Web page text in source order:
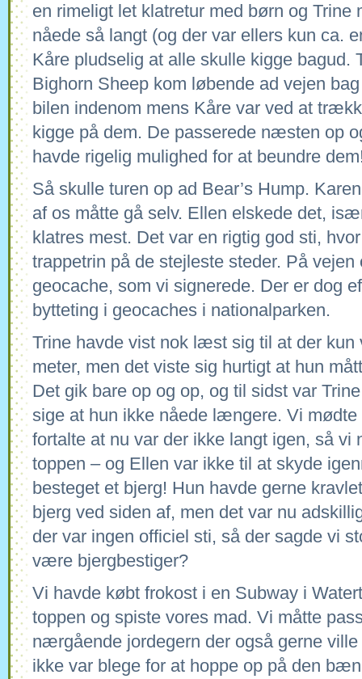
en rimeligt let klatretur med børn og Trine
nåede så langt (og der var ellers kun ca.
Kåre pludselig at alle skulle kigge bagud.
Bighorn Sheep kom løbende ad vejen
bilen indenom mens Kåre var ved at
kigge på dem. De passerede næsten op
havde rigelig mulighed for at beundre
Så skulle turen op ad Bear’s Hump.
af os måtte gå selv. Ellen elskede det,
klatres mest. Det var en rigtig god sti,
trappetrin på de stejleste steder. På vejen
geocache, som vi signerede. Der er dog
bytteting i geocaches i nationalparken.
Trine havde vist nok læst sig til at der kun
meter, men det viste sig hurtigt at hun
Det gik bare op og op, og til sidst var
sige at hun ikke nåede længere. Vi
fortalte at nu var der ikke langt igen, så vi
toppen – og Ellen var ikke til at skyde
besteget et bjerg! Hun havde gerne
bjerg ved siden af, men det var nu
der var ingen officiel sti, så der sagde vi
være bjergbestiger?
Vi havde købt frokost i en Subway i
toppen og spiste vores mad. Vi måtte
nærgående jordegern der også gerne
ikke var blege for at hoppe op på den